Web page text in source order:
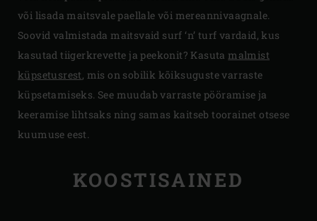
või lisada maitsvale paellale või mereannivaagnale.
Soovid valmistada maitsvaid surf ‘n’ turf vardaid, kus
kasutad tiigerkrevette ja peekonit? Kasuta malmist
küpsetusrest, mis on sobilik kõiksuguste varraste
küpsetamiseks. See muudab varraste pööramise ja
keeramise lihtsaks ning samas kaitseb toorainet otsese
kuumuse eest.
KOOSTISAINED